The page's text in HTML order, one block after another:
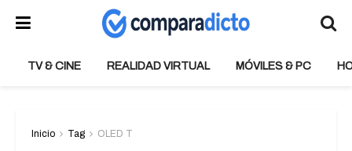
TV & CINE REALIDAD VIRTUAL MÓVILES & PC
Inicio Tag OLED T